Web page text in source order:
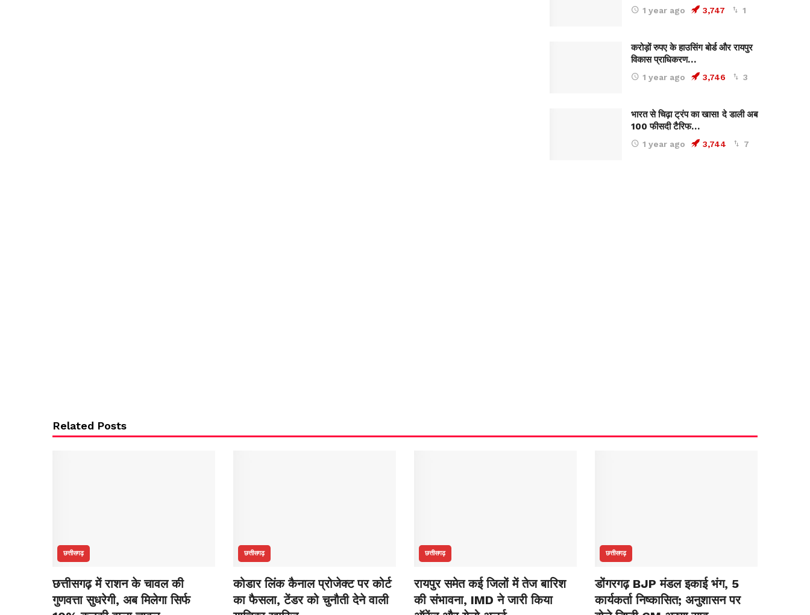
1 year ago 3,747 1
करोड़ों रुपए के हाउसिंग बोर्ड और रायपुर
विकास प्राधिकरण…
1 year ago 3,746 3
भारत से चिढ़ा ट्रंप का खास! दे डाली अब
100 फीसदी टैरिफ…
1 year ago 3,744 7
Related Posts
छत्तीसगढ़
छत्तीसगढ़ में राशन के चावल की
गुणवत्ता सुधरेगी, अब मिलेगा सिर्फ
छत्तीसगढ़
कोडार लिंक कैनाल प्रोजेक्ट पर कोर्ट
का फैसला, टेंडर को चुनौती देने वाली
छत्तीसगढ़
रायपुर समेत कई जिलों में तेज बारिश
की संभावना, IMD ने जारी किया
छत्तीसगढ़
डोंगरगढ़ BJP मंडल इकाई भंग, 5
कार्यकर्ता निष्कासित; अनुशासन पर